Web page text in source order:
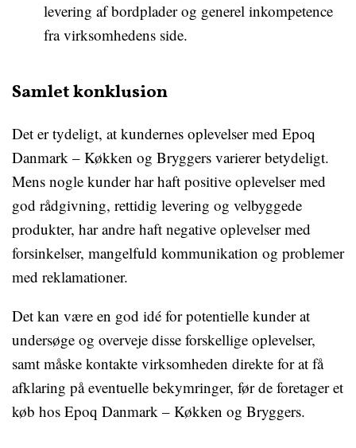
levering af bordplader og generel inkompetence
fra virksomhedens side.
Samlet konklusion
Det er tydeligt, at kundernes oplevelser med Epoq
Danmark – Køkken og Bryggers varierer betydeligt.
Mens nogle kunder har haft positive oplevelser med
god rådgivning, rettidig levering og velbyggede
produkter, har andre haft negative oplevelser med
forsinkelser, mangelfuld kommunikation og problemer
med reklamationer.
Det kan være en god idé for potentielle kunder at
undersøge og overveje disse forskellige oplevelser,
samt måske kontakte virksomheden direkte for at få
afklaring på eventuelle bekymringer, før de foretager et
køb hos Epoq Danmark – Køkken og Bryggers.